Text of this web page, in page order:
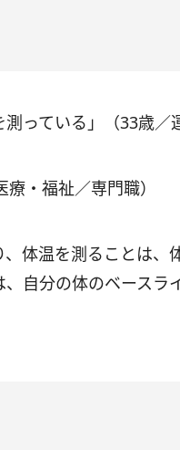
っている」（33歳／
・福祉／専門職）
体温を測ることは、
自分の体のベースラ